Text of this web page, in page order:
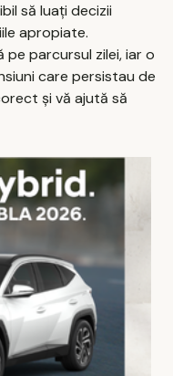
să luați decizii
apropiate.
parcursul zilei, iar o
care persistau de
și vă ajută să